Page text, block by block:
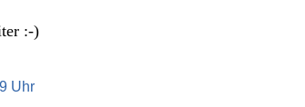
:-)
Uhr